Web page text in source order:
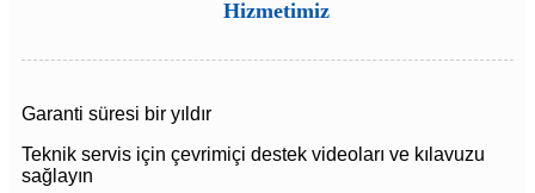
Hizmetimiz
Garanti süresi bir yıldır
Teknik servis için çevrimiçi destek videoları ve kılavuzu
sağlayın